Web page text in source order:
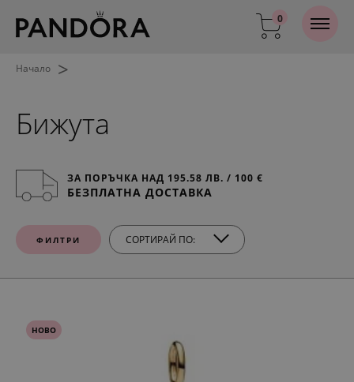
0
Начало >
Бижута
ЗА ПОРЪЧКА НАД 195.58 ЛВ. / 100 €
БЕЗПЛАТНА ДОСТАВКА
ФИЛТРИ СОРТИРАЙ ПО:
НОВО